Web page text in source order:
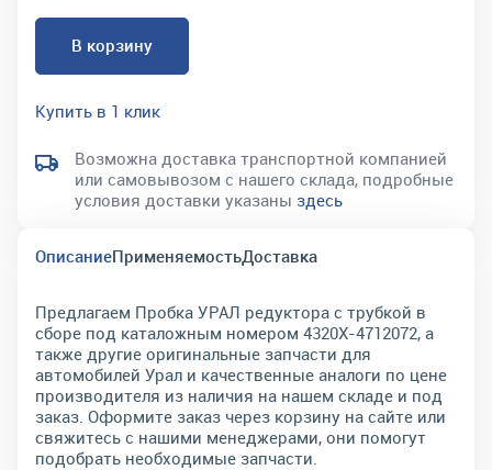
В корзину
Купить в 1 клик
Возможна доставка транспортной компанией
или самовывозом с нашего склада, подробные
условия доставки указаны здесь
ОписаниеПрименяемостьДоставка
Предлагаем Пробка УРАЛ редуктора с трубкой в
сборе под каталожным номером 4320Х-4712072, а
также другие оригинальные запчасти для
автомобилей Урал и качественные аналоги по цене
производителя из наличия на нашем складе и под
заказ. Оформите заказ через корзину на сайте или
свяжитесь с нашими менеджерами, они помогут
подобрать необходимые запчасти.